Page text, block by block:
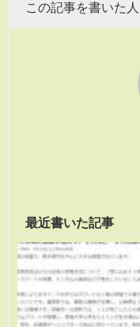
この記事を書いた人
最近書いた記事